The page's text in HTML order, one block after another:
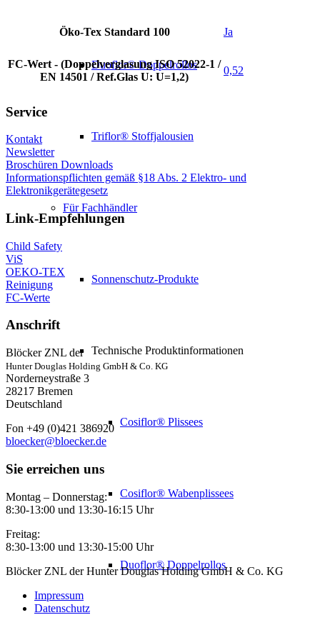
Duoflor® Doppelrollos
Triflor® Stoffjalousien
Für Fachhändler
Sonnenschutz-Produkte
Technische Produktinformationen
Cosiflor® Plissees
Cosiflor® Wabenplissees
Duoflor® Doppelrollos
Öko-Tex Standard 100 Ja
FC-Wert - (Doppelverglasung ISO 52022-1 /
EN 14501 / Ref.Glas U: U=1,2)
0,52
Service
Kontakt
Newsletter
Broschüren Downloads
Informationspflichten gemäß §18 Abs. 2 Elektro- und
Elektronikgerätegesetz
Link-Empfehlungen
Child Safety
ViS
OEKO-TEX
Reinigung
FC-Werte
Anschrift
Blöcker ZNL der
Hunter Douglas Holding GmbH & Co. KG
Norderneystraße 3
28217 Bremen
Deutschland
Fon +49 (0)421 386920
bloecker@bloecker.de
Sie erreichen uns
Montag – Donnerstag:
8:30-13:00 und 13:30-16:15 Uhr
Freitag:
8:30-13:00 und 13:30-15:00 Uhr
Blöcker ZNL der Hunter Douglas Holding GmbH & Co. KG
Impressum
Datenschutz